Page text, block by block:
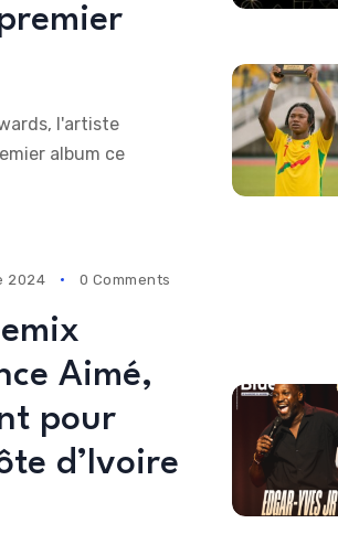
l'artiste
album ce
2024 0 Comments
Aimé,
pour
d’Ivoire